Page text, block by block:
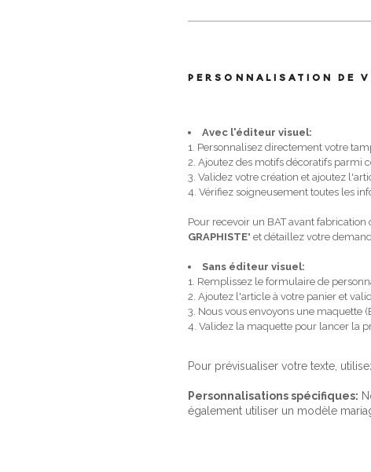
PERSONNALISATION DE
Avec l'éditeur visuel:
1. Personnalisez directement votre
2. Ajoutez des motifs décoratifs parmi
3. Validez votre création et ajoutez
4. Vérifiez soigneusement toutes les
Pour recevoir un BAT avant
GRAPHISTE" et détaillez votre
Sans éditeur visuel:
1. Remplissez le formulaire de
2. Ajoutez l'article à votre panier et
3. Nous vous envoyons une maquette
4. Validez la maquette pour lancer la
Pour prévisualiser votre texte,
Personnalisations spécifiques:
également utiliser un modèle